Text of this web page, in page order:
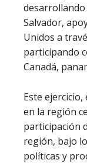
desarrollando
Salvador,
Unidos a
participando
Canadá,
Este
en la región
participación
región, bajo
políticas y